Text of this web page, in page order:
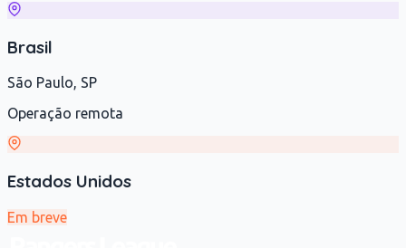
Brasil
São Paulo, SP
Operação remota
Estados Unidos
Em breve